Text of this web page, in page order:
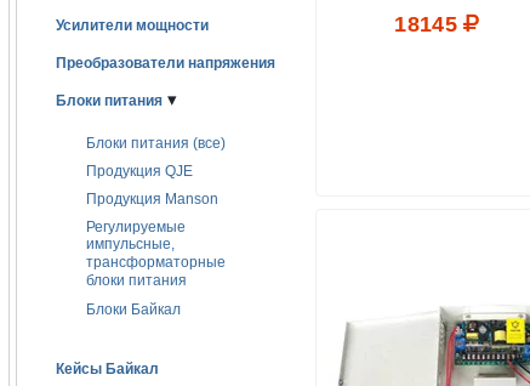
Усилители мощности
Преобразователи напряжения
Блоки питания ▾
Блоки питания (все)
Продукция QJE
Продукция Manson
Регулируемые
импульсные,
трансформаторные
блоки питания
Блоки Байкал
Кейсы Байкал
18145